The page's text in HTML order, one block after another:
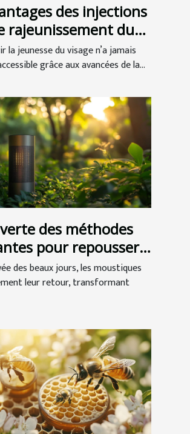
des injections
rajeunissement du
la jeunesse du visage n’a jamais
grâce aux avancées de la...
des méthodes
pour repousser
des beaux jours, les moustiques
leur retour, transformant